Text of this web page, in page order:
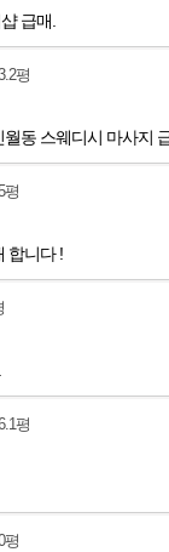
급매.
평
동 스웨디시 마사지
평
합니다 !
평
평